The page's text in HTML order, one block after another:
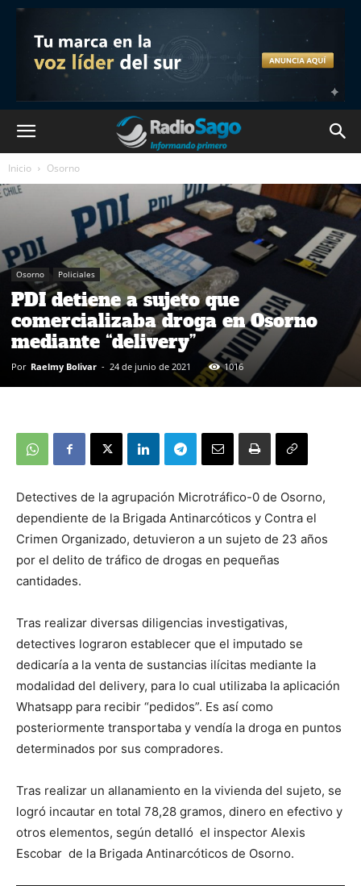
Inicio Osorno
Osorno Policiales
PDI detiene a sujeto que
comercializaba droga en Osorno
mediante “delivery”
Por Raelmy Bolivar - 24 de junio de 2021 1016
Detectives de la agrupación Microtráfico-0 de Osorno,
dependiente de la Brigada Antinarcóticos y Contra el
Crimen Organizado, detuvieron a un sujeto de 23 años
por el delito de tráfico de drogas en pequeñas
cantidades.
Tras realizar diversas diligencias investigativas,
detectives lograron establecer que el imputado se
dedicaría a la venta de sustancias ilícitas mediante la
modalidad del delivery, para lo cual utilizaba la aplicación
Whatsapp para recibir “pedidos”. Es así como
posteriormente transportaba y vendía la droga en puntos
determinados por sus compradores.
Tras realizar un allanamiento en la vivienda del sujeto, se
logró incautar en total 78,28 gramos, dinero en efectivo y
otros elementos, según detalló el inspector Alexis
Escobar de la Brigada Antinarcóticos de Osorno.